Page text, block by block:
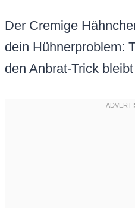
Der Cremige
dein Hühnerproblem:
den Anbrat-Trick